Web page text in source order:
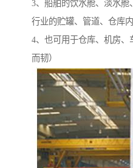
3、船舶的饮水舱、淡水
行业的贮罐、管道、仓库内
4、也可用于仓库、机房
而韧）